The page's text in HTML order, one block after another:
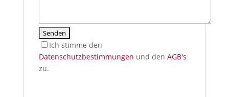
Ich stimme den
Datenschutzbestimmungen und den AGB's
zu.